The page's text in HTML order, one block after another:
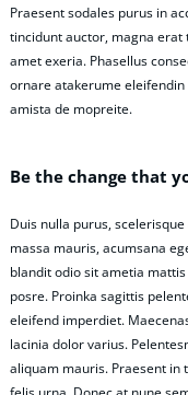
Praesent sodales purus in
tincidunt auctor, magna
amet exeria. Phasellus
ornare atakerume
amista de mopreite.
Be the change that
Duis nulla purus,
massa mauris, acumsana
blandit odio sit ametia
posre. Proinka sagittis
eleifend imperdiet.
lacinia dolor varius.
aliquam mauris. Praesent in